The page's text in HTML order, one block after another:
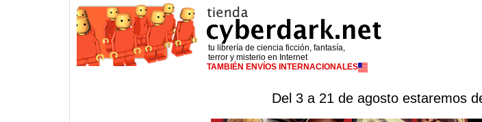
tu librería de ciencia ficción, fantasía,
terror y misterio en Internet
TAMBIÉN ENVÍOS INTERNACIONALES
Del 3 a 21 de agosto estaremos